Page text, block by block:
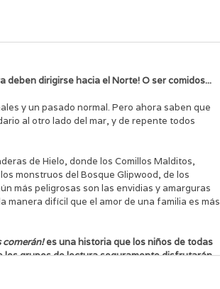
deben dirigirse hacia el Norte! O ser comidos...
y un pasado normal. Pero ahora saben que
al otro lado del mar, y de repente todos
de Hielo, donde los Comillos Malditos,
monstruos del Bosque Glipwood, de los
más peligrosas son las envidias y amarguras
manera difícil que el amor de una familia es más
comerán!es una historia que los niños de todas
los grupos de lectura seguramente disfrutarán